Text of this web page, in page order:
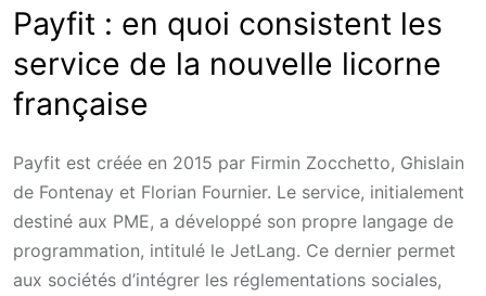
Payfit : en quoi consistent les
service de la nouvelle licorne
française
Payfit est créée en 2015 par Firmin Zocchetto, Ghislain
de Fontenay et Florian Fournier. Le service, initialement
destiné aux PME, a développé son propre langage de
programmation, intitulé le JetLang. Ce dernier permet
aux sociétés d’intégrer les réglementations sociales,